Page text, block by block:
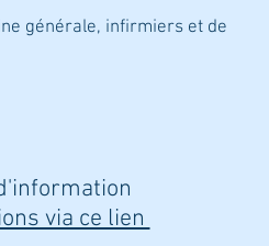
générale, infirmiers et de
via ce lien